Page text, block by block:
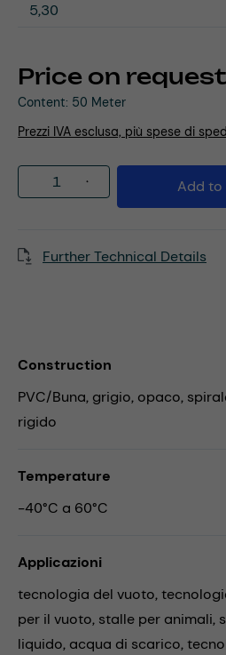
Price on request
Content: 50 Meter
Prezzi IVA esclusa, più spese di
Product Quantity:Add to
Further Technical Details
Construction
PVC/Buna, grigio, opaco,
rigido
Temperature
-40°C a 60°C
Applicazioni
tecnologia del vuoto,
per il vuoto, stalle per animali,
liquido, acqua di scarico,